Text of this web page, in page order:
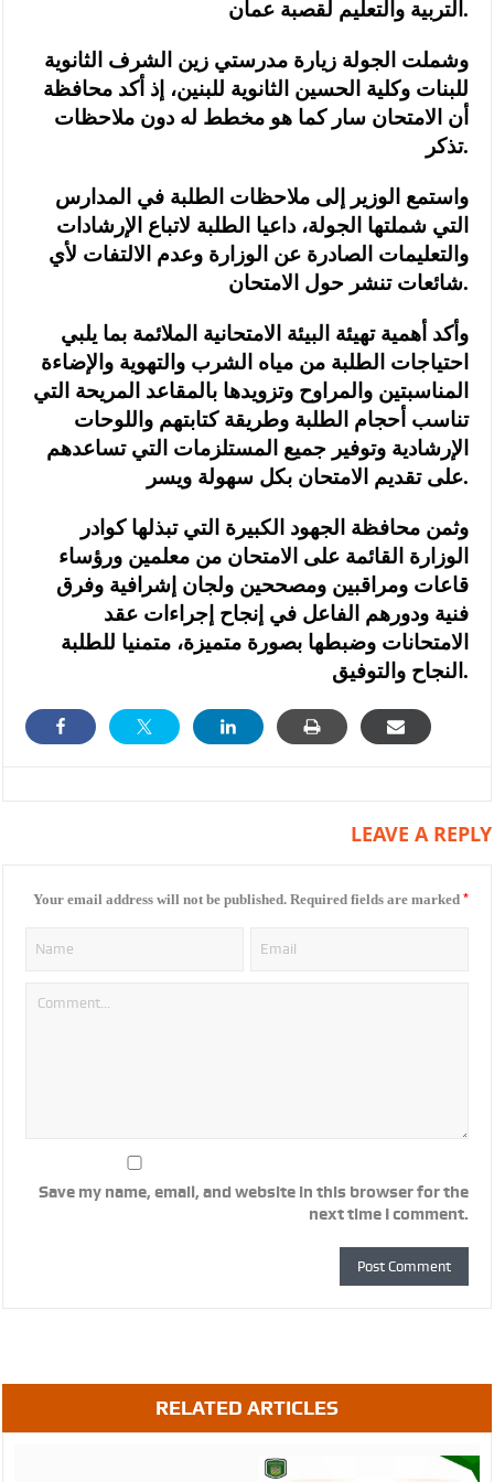
التربية والتعليم لقصبة عمان.
وشملت الجولة زيارة مدرستي زين الشرف الثانوية
للبنات وكلية الحسين الثانوية للبنين، إذ أكد محافظة
أن الامتحان سار كما هو مخطط له دون ملاحظات
تذكر.
واستمع الوزير إلى ملاحظات الطلبة في المدارس
التي شملتها الجولة، داعيا الطلبة لاتباع الإرشادات
والتعليمات الصادرة عن الوزارة وعدم الالتفات لأي
شائعات تنشر حول الامتحان.
وأكد أهمية تهيئة البيئة الامتحانية الملائمة بما يلبي
احتياجات الطلبة من مياه الشرب والتهوية والإضاءة
المناسبتين والمراوح وتزويدها بالمقاعد المريحة التي
تناسب أحجام الطلبة وطريقة كتابتهم واللوحات
الإرشادية وتوفير جميع المستلزمات التي تساعدهم
على تقديم الامتحان بكل سهولة ويسر.
وثمن محافظة الجهود الكبيرة التي تبذلها كوادر
الوزارة القائمة على الامتحان من معلمين ورؤساء
قاعات ومراقبين ومصححين ولجان إشرافية وفرق
فنية ودورهم الفاعل في إنجاح إجراءات عقد
الامتحانات وضبطها بصورة متميزة، متمنيا للطلبة
النجاح والتوفيق.
LEAVE A REPLY
Your email address will not be published. Required fields are marked *
Save my name, email, and website in this browser for the
next time I comment.
RELATED ARTICLES